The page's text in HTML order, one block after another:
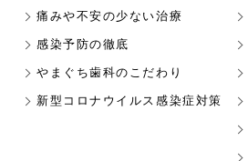
痛みや不安の少ない治療
感染予防の徹底
やまぐち歯科のこだわり
新型コロナウイルス感染症対策